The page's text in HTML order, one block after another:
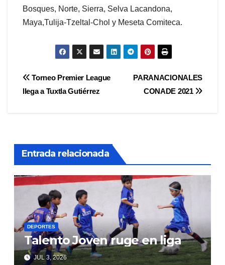
Bosques, Norte, Sierra, Selva Lacandona,
Maya,Tulija-Tzeltal-Chol y Meseta Comiteca.
Navegación
de
PARANACIONALES
CONADE 2021
Torneo Premier League
llega a Tuxtla Gutiérrez
Entrada relacionada
DEPORTES
Talento Joven ruge en liga
JUL 3, 2026